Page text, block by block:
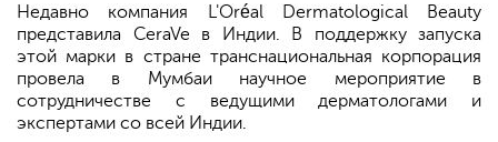
Недавно компания L'Oréal Dermatological Beauty
представила CeraVe в Индии. В поддержку запуска
этой марки в стране транснациональная корпорация
провела в Мумбаи научное мероприятие в
сотрудничестве с ведущими дерматологами и
экспертами со всей Индии.